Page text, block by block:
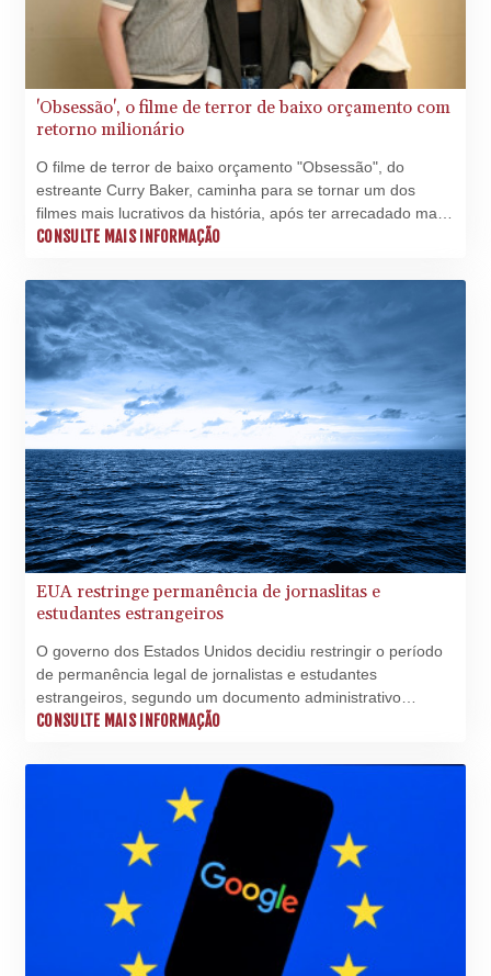
'Obsessão', o filme de terror de baixo orçamento com
retorno milionário
O filme de terror de baixo orçamento "Obsessão", do
estreante Curry Baker, caminha para se tornar um dos
filmes mais lucrativos da história, após ter arrecadado mais
de 400 milhões de dólares (2 bilhões de reais) em todo o
CONSULTE MAIS INFORMAÇÃO
EUA restringe permanência de jornaslitas e
estudantes estrangeiros
O governo dos Estados Unidos decidiu restringir o período
de permanência legal de jornalistas e estudantes
estrangeiros, segundo um documento administrativo
divulgado nesta quinta-feira (16), em mais um
Trump.
CONSULTE MAIS INFORMAÇÃO